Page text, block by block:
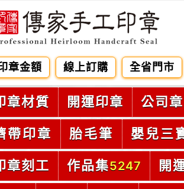
章金額 線上訂購 全省門市
章材質 開運印章 公司章
帶印章 胎毛筆 嬰兒三
章刻工 作品集5247 開